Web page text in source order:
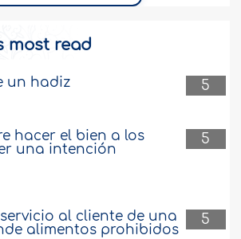
most read
5
un hadiz
5
hacer el bien a los
una intención
5
al cliente de una
alimentos prohibidos